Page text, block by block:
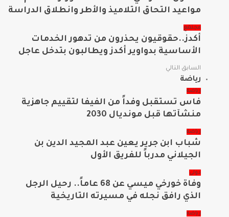
مواعيد التحاق التلاميذ والأطر وانطلاق الدراسة
مجتمع
أكدز..حقوقيون يحذرون من تدهور الخدمات
الأساسية بدواوير أكدز ويطالبون بتدخل عاجل
السابق التالي
رياضة
رياضة
فاس تستقبل وفداً من الفيفا لتقييم جاهزية
منشآتها قبل مونديال 2030
رياضة
شباب ابن جرير يعين عبد المجيد الدين بن
الجيلاني مدرباً للفريق الأول
دولي
وفاة خورخي ميسي عن 68 عاماً.. رحيل الرجل
الذي رافق نجله في مسيرته التاريخية
رياضة